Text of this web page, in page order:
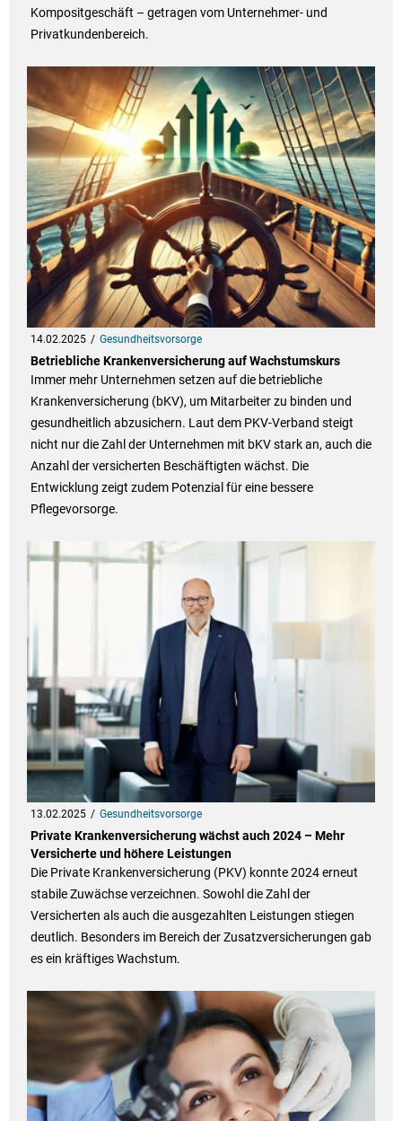
Kompositgeschäft – getragen vom Unternehmer- und
Privatkundenbereich.
14.02.2025 Gesundheitsvorsorge
Betriebliche Krankenversicherung auf Wachstumskurs
Immer mehr Unternehmen setzen auf die betriebliche
Krankenversicherung (bKV), um Mitarbeiter zu binden und
gesundheitlich abzusichern. Laut dem PKV-Verband steigt
nicht nur die Zahl der Unternehmen mit bKV stark an, auch die
Anzahl der versicherten Beschäftigten wächst. Die
Entwicklung zeigt zudem Potenzial für eine bessere
Pflegevorsorge.
13.02.2025 Gesundheitsvorsorge
Private Krankenversicherung wächst auch 2024 – Mehr
Versicherte und höhere Leistungen
Die Private Krankenversicherung (PKV) konnte 2024 erneut
stabile Zuwächse verzeichnen. Sowohl die Zahl der
Versicherten als auch die ausgezahlten Leistungen stiegen
deutlich. Besonders im Bereich der Zusatzversicherungen gab
es ein kräftiges Wachstum.